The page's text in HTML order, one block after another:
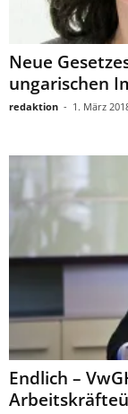
Neue
ungarischen
redaktion - 1. März
Endlich –